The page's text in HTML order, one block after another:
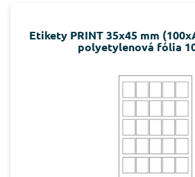
Etikety PRINT 35x45 mm
polyetylenová fólia